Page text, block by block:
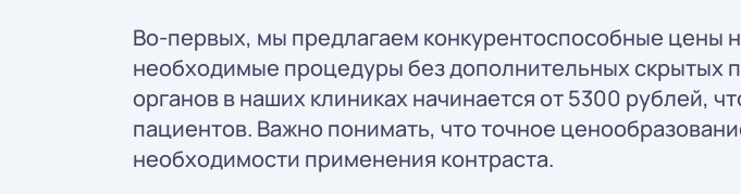
Во-первых, мы предлагаем конкурентоспособные цены
необходимые процедуры без дополнительных скрытых
органов в наших клиниках начинается от 5300 рублей,
пациентов. Важно понимать, что точное
необходимости применения контраста.